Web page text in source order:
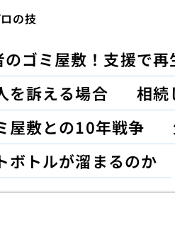
の技
のゴミ屋敷！支援で再
を訴える場合
相続
屋敷との10年戦争
ボトルが溜まるのか